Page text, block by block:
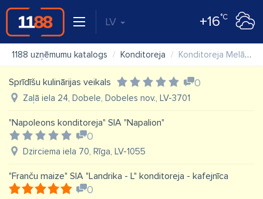
LV +16°C
1188 uzņēmumu katalogs Konditoreja Konditoreja Melānija
Sprīdīšu kulinārijas veikals 0
Zaļā iela 24, Dobele, Dobeles nov., LV-3701
"Napoleons konditoreja" SIA "Napalion"
0
Dzirciema iela 70, Rīga, LV-1055
"Franču maize" SIA "Landrika - L" konditoreja - kafejnīca
0